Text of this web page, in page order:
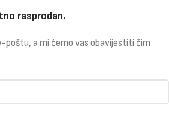
rasprodan.
poštu, a mi ćemo vas obavijestiti čim